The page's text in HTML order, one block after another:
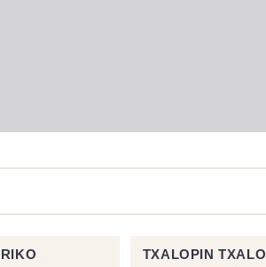
TXALOPIN TXALO